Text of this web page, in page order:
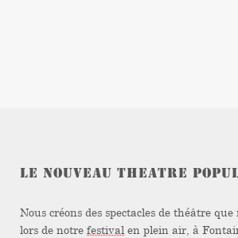
LE NOUVEAU THEATRE
Nous créons des spectacles de théâtre
lors de notre festival en plein air, à